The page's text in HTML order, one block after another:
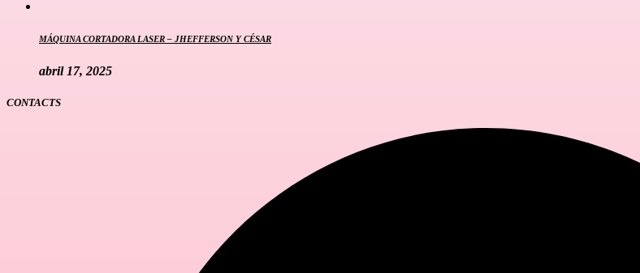
MÁQUINA CORTADORA LASER – JHEFFERSON Y CÉSAR
abril 17, 2025
CONTACTS